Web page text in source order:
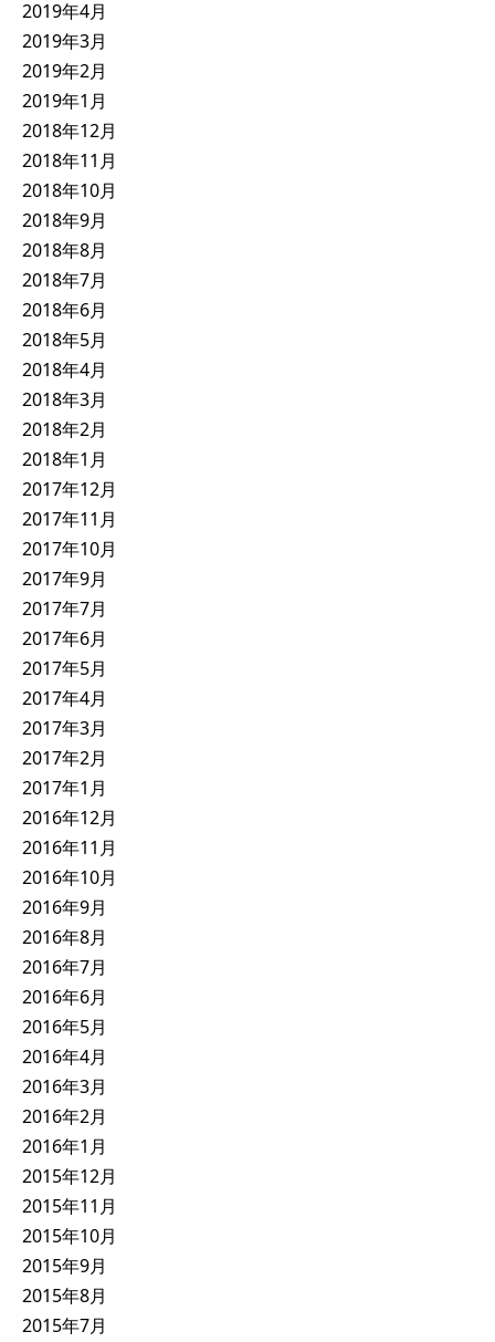
2019年4月
2019年3月
2019年2月
2019年1月
2018年12月
2018年11月
2018年10月
2018年9月
2018年8月
2018年7月
2018年6月
2018年5月
2018年4月
2018年3月
2018年2月
2018年1月
2017年12月
2017年11月
2017年10月
2017年9月
2017年7月
2017年6月
2017年5月
2017年4月
2017年3月
2017年2月
2017年1月
2016年12月
2016年11月
2016年10月
2016年9月
2016年8月
2016年7月
2016年6月
2016年5月
2016年4月
2016年3月
2016年2月
2016年1月
2015年12月
2015年11月
2015年10月
2015年9月
2015年8月
2015年7月